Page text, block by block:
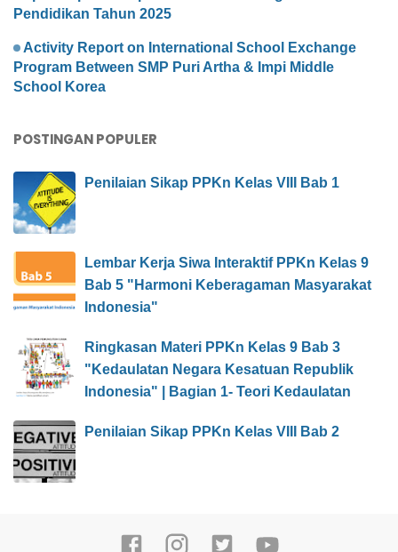
Pendidikan Tahun 2025
Activity Report on International School Exchange
Program Between SMP Puri Artha & Impi Middle
School Korea
POSTINGAN POPULER
Penilaian Sikap PPKn Kelas VIII Bab 1
Lembar Kerja Siwa Interaktif PPKn Kelas 9
Bab 5 "Harmoni Keberagaman Masyarakat
Indonesia"
Ringkasan Materi PPKn Kelas 9 Bab 3
"Kedaulatan Negara Kesatuan Republik
Indonesia" | Bagian 1- Teori Kedaulatan
Penilaian Sikap PPKn Kelas VIII Bab 2